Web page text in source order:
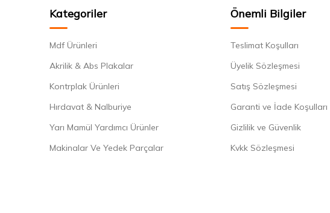
Kategoriler
Mdf Ürünleri
Akrilik & Abs Plakalar
Kontrplak Ürünleri
Hırdavat & Nalburiye
Yarı Mamül Yardımcı Ürünler
Makinalar Ve Yedek Parçalar
Önemli Bilgiler
Teslimat Koşulları
Üyelik Sözleşmesi
Satış Sözleşmesi
Garanti ve İade Koşulları
Gizlilik ve Güvenlik
Kvkk Sözleşmesi